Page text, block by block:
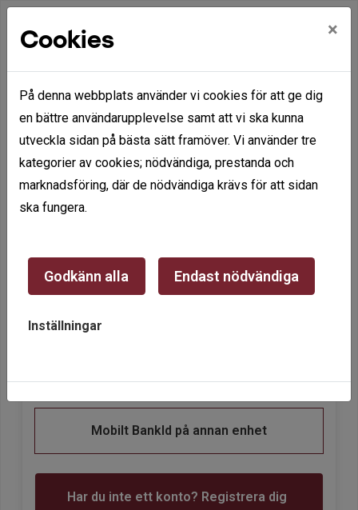
Hem Mina sidor
Mina sidor
Mobilt BankID Lösenord
Starta Mobilt BankID
Mobilt BankId på annan enhet
Har du inte ett konto? Registrera dig
Cookies ×
På denna webbplats använder vi cookies för att ge dig
en bättre användarupplevelse samt att vi ska kunna
utveckla sidan på bästa sätt framöver. Vi använder tre
kategorier av cookies; nödvändiga, prestanda och
marknadsföring, där de nödvändiga krävs för att sidan
ska fungera.
Godkänn alla Endast nödvändiga
Inställningar